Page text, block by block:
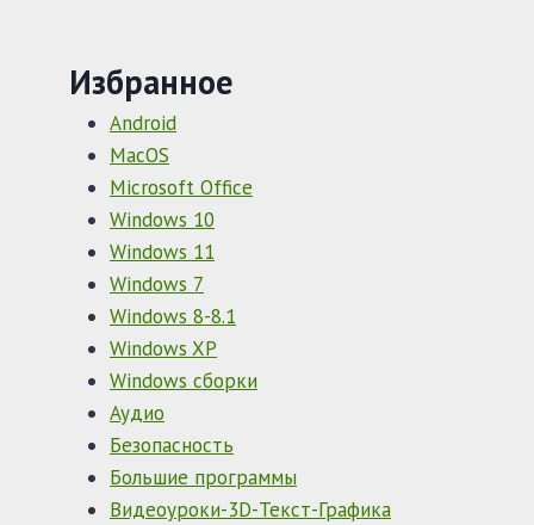
Избранное
Android
MacOS
Microsoft Office
Windows 10
Windows 11
Windows 7
Windows 8-8.1
Windows XP
Windows сборки
Аудио
Безопасность
Большие программы
Видеоуроки-3D-Текст-Графика